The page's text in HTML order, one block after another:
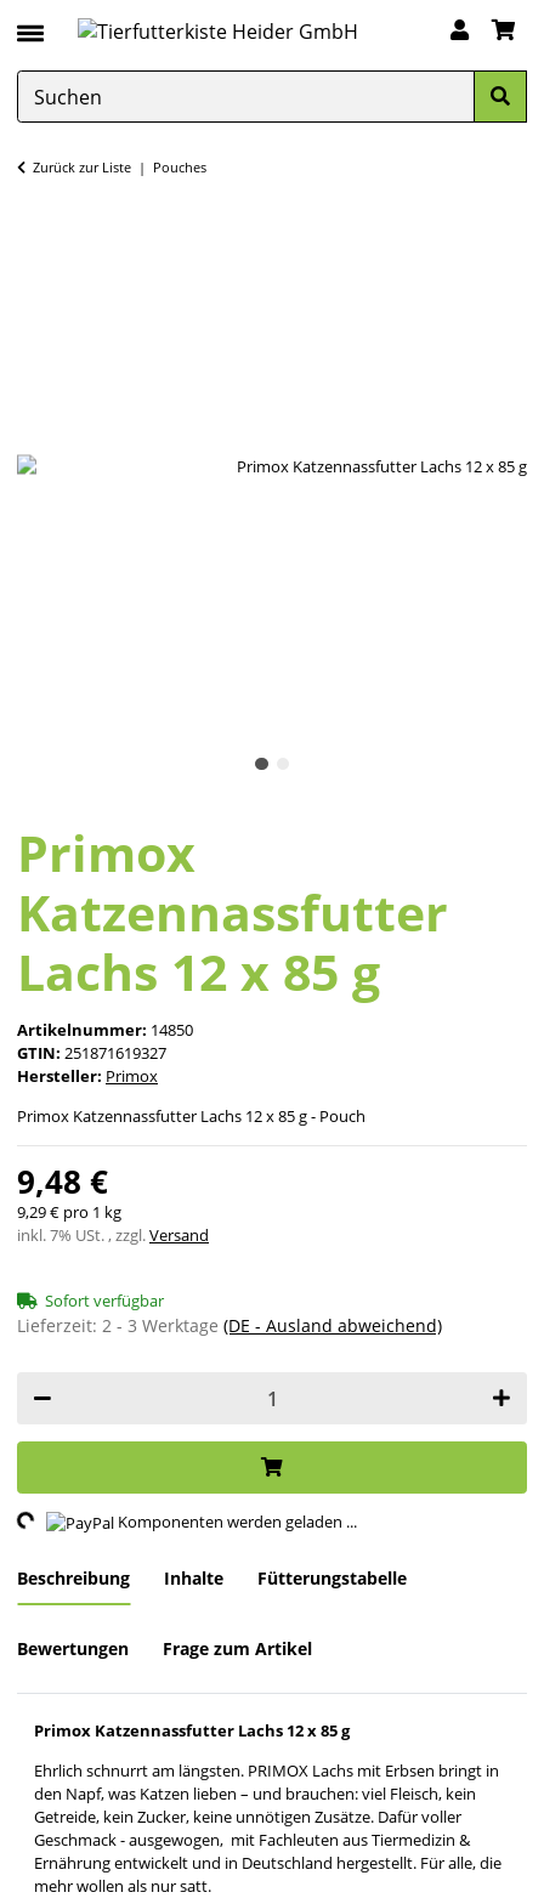
Zurück zur Liste Pouches
Primox
Katzennassfutter
Lachs 12 x 85 g
Artikelnummer: 14850
GTIN: 251871619327
Hersteller: Primox
Primox Katzennassfutter Lachs 12 x 85 g - Pouch
9,48 €
9,29 € pro 1 kg
inkl. 7% USt. , zzgl.Versand
Sofort verfügbar
Lieferzeit: 2 - 3 Werktage (DE - Ausland abweichend)
Komponenten werden geladen ...
Beschreibung Inhalte Fütterungstabelle
Bewertungen Frage zum Artikel
Primox Katzennassfutter Lachs 12 x 85 g
Ehrlich schnurrt am längsten. PRIMOX Lachs mit Erbsen bringt in
den Napf, was Katzen lieben – und brauchen: viel Fleisch, kein
Getreide, kein Zucker, keine unnötigen Zusätze. Dafür voller
Geschmack - ausgewogen, mit Fachleuten aus Tiermedizin &
Ernährung entwickelt und in Deutschland hergestellt. Für alle, die
mehr wollen als nur satt.